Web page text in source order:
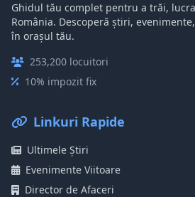
Ghidul tău complet pentru a trăi,
România. Descoperă știri,
în orașul tău.
253,200 locuitori
10% impozit fix
Linkuri Rapide
Ultimele Știri
Evenimente Viitoare
Director de Afaceri